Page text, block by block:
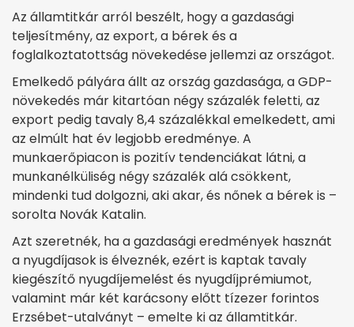
Az államtitkár arról beszélt, hogy a gazdasági
teljesítmény, az export, a bérek és a
foglalkoztatottság növekedése jellemzi az országot.
Emelkedő pályára állt az ország gazdasága, a GDP-
növekedés már kitartóan négy százalék feletti, az
export pedig tavaly 8,4 százalékkal emelkedett, ami
az elmúlt hat év legjobb eredménye. A
munkaerőpiacon is pozitív tendenciákat látni, a
munkanélküliség négy százalék alá csökkent,
mindenki tud dolgozni, aki akar, és nőnek a bérek is –
sorolta Novák Katalin.
Azt szeretnék, ha a gazdasági eredmények hasznát
a nyugdíjasok is élveznék, ezért is kaptak tavaly
kiegészítő nyugdíjemelést és nyugdíjprémiumot,
valamint már két karácsony előtt tízezer forintos
Erzsébet-utalványt – emelte ki az államtitkár.